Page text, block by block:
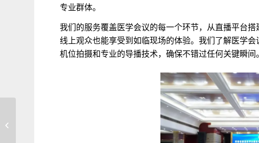
专业群体。
我们的服务覆盖医学会议的每一个环节，从直播平台
线上观众也能享受到如临现场的体验。我们了解医学
机位拍摄和专业的导播技术，确保不错过任何关键瞬间。